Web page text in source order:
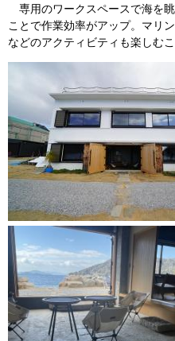
専用のワークスペースで海を
ことで作業効率がアップ。マリ
などのアクティビティも楽しむこ